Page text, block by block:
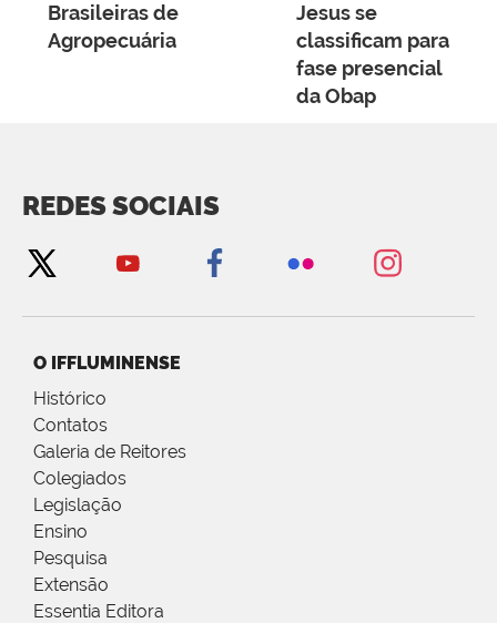
Brasileiras de
Agropecuária
Jesus se
classificam para
fase presencial
da Obap
REDES SOCIAIS
O IFFLUMINENSE
Histórico
Contatos
Galeria de Reitores
Colegiados
Legislação
Ensino
Pesquisa
Extensão
Essentia Editora